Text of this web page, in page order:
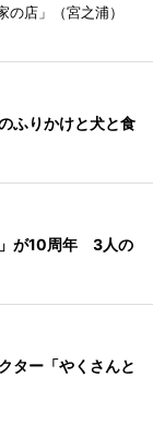
店」（宮之浦）
ふりかけと犬と食
」が10周年 3人の
ター「やくさんと